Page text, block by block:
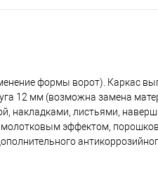
формы ворот). Каркас
12 мм (возможна замена
накладками, листьями,
эффектом,